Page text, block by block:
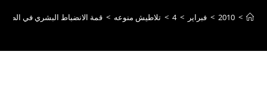
>
2010
> فبراير >
4
> تلاطيش منوعه > قمة الانضباط البشري في الصين